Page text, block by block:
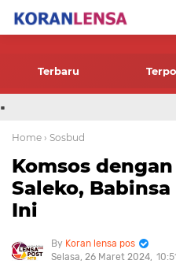
-->
Terbaru
.
Home › Sosbud
Komsos
Saleko,
Ini
Koran lensa pos
Selasa, 26 Maret 2024